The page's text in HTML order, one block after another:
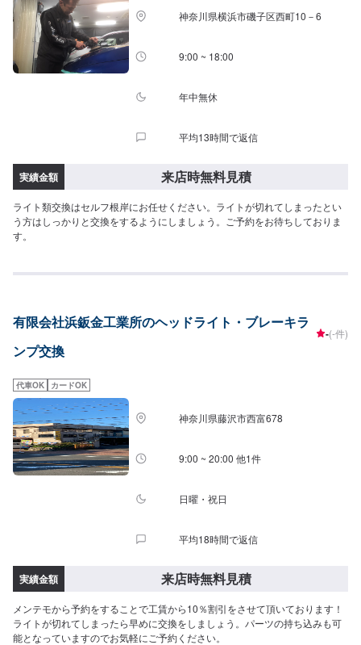
神奈川県横浜市磯子区西町10－6
9:00 ~ 18:00
年中無休
平均13時間で返信
実績金額 来店時無料見積
ライト類交換はセルフ根岸にお任せください。ライトが切れてしまったとい
う方はしっかりと交換をするようにしましょう。ご予約をお待ちしておりま
す。
有限会社浜鈑金工業所のヘッドライト・ブレーキラ
ンプ交換
-(-件)
代車OK カードOK
神奈川県藤沢市西富678
9:00 ~ 20:00 他1件
日曜・祝日
平均18時間で返信
実績金額 来店時無料見積
メンテモから予約をすることで工賃から10％割引をさせて頂いております！
ライトが切れてしまったら早めに交換をしましょう。パーツの持ち込みも可
能となっていますのでお気軽にご予約ください。